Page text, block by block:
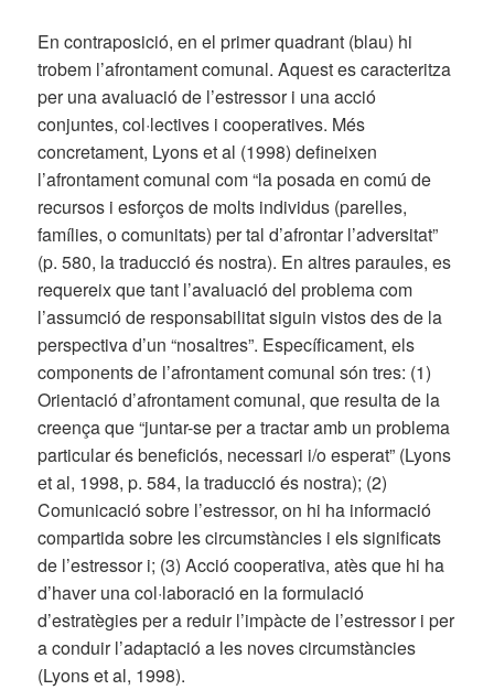
En contraposició, en el primer quadrant (blau) hi
trobem l’afrontament comunal. Aquest es caracteritza
per una avaluació de l’estressor i una acció
conjuntes, col·lectives i cooperatives. Més
concretament, Lyons et al (1998) defineixen
l’afrontament comunal com “la posada en comú de
recursos i esforços de molts individus (parelles,
famílies, o comunitats) per tal d’afrontar l’adversitat”
(p. 580, la traducció és nostra). En altres paraules, es
requereix que tant l’avaluació del problema com
l’assumció de responsabilitat siguin vistos des de la
perspectiva d’un “nosaltres”. Específicament, els
components de l’afrontament comunal són tres: (1)
Orientació d’afrontament comunal, que resulta de la
creença que “juntar-se per a tractar amb un problema
particular és beneficiós, necessari i/o esperat” (Lyons
et al, 1998, p. 584, la traducció és nostra); (2)
Comunicació sobre l’estressor, on hi ha informació
compartida sobre les circumstàncies i els significats
de l’estressor i; (3) Acció cooperativa, atès que hi ha
d’haver una col·laboració en la formulació
d’estratègies per a reduir l’impàcte de l’estressor i per
a conduir l’adaptació a les noves circumstàncies
(Lyons et al, 1998).